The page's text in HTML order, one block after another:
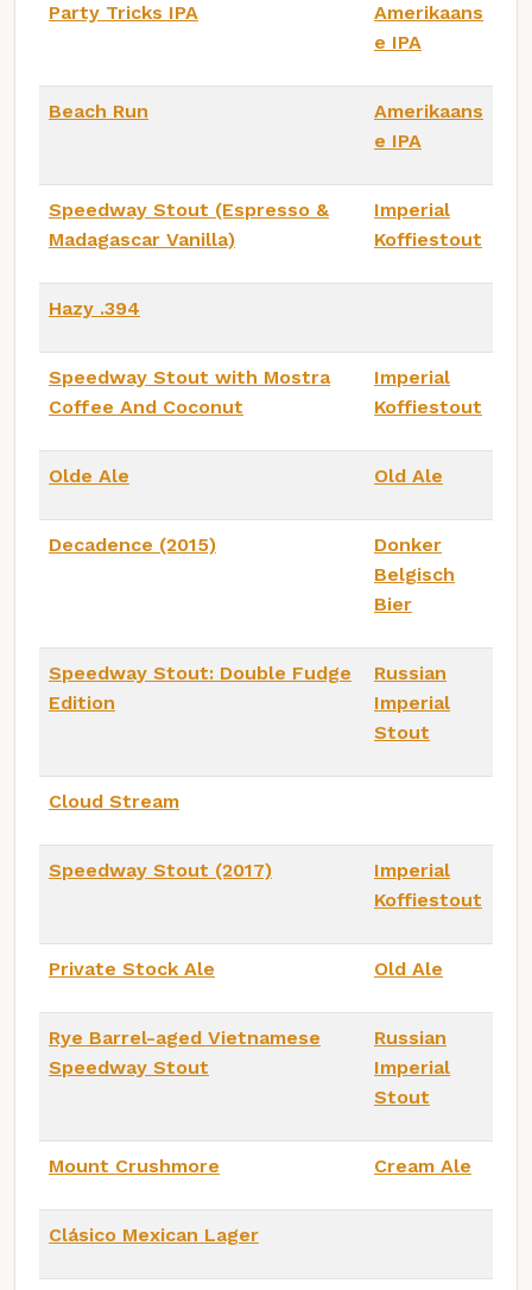
Party Tricks IPA
Amerikaans
e IPA
Beach Run
Amerikaans
e IPA
Speedway Stout (Espresso &
Madagascar Vanilla)
Imperial
Koffiestout
Hazy .394
Speedway Stout with Mostra
Coffee And Coconut
Imperial
Koffiestout
Olde Ale Old Ale
Decadence (2015)
Donker
Belgisch
Bier
Speedway Stout: Double Fudge
Edition
Russian
Imperial
Stout
Cloud Stream
Speedway Stout (2017)
Imperial
Koffiestout
Private Stock Ale Old Ale
Rye Barrel-aged Vietnamese
Speedway Stout
Russian
Imperial
Stout
Mount Crushmore Cream Ale
Clásico Mexican Lager